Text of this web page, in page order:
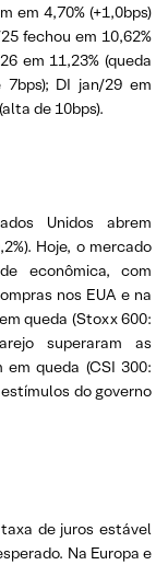
em 4,70% (+1,0bps)
fechou em 10,62%
em 11,23% (queda
7bps); DI jan/29 em
de 10bps).
Unidos abrem
Hoje, o mercado
econômica, com
nos EUA e na
queda (Stoxx 600:
superaram as
queda (CSI 300:
do governo
de juros estável
Na Europa e